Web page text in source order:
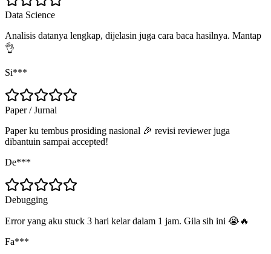
Data Science
Analisis datanya lengkap, dijelasin juga cara baca hasilnya. Mantap
👌
Si***
Paper / Jurnal
Paper ku tembus prosiding nasional 🎉 revisi reviewer juga
dibantuin sampai accepted!
De***
Debugging
Error yang aku stuck 3 hari kelar dalam 1 jam. Gila sih ini 😭🔥
Fa***